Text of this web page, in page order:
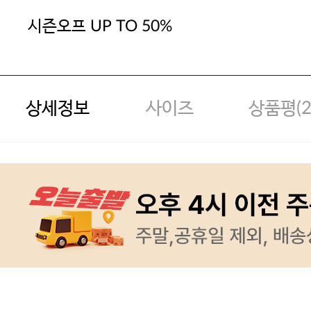
시즌오프 UP TO 50%
상세정보 사이즈 상품평(2